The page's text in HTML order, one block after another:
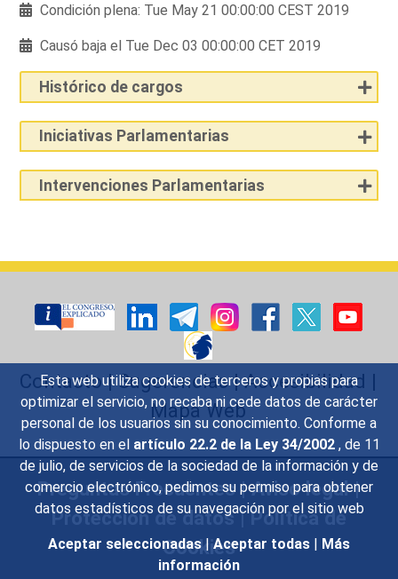
Esta web utiliza cookies de terceros y propias para
optimizar el servicio, no recaba ni cede datos de carácter
personal de los usuarios sin su conocimiento. Conforme a
lo dispuesto en el artículo 22.2 de la Ley 34/2002 , de 11
de julio, de servicios de la sociedad de la información y de
comercio electrónico, pedimos su permiso para obtener
datos estadísticos de su navegación por el sitio web
Aceptar seleccionadas | Aceptar todas | Más
información
Condición plena: Tue May 21 00:00:00 CEST 2019
Causó baja el Tue Dec 03 00:00:00 CET 2019
Histórico de cargos
Iniciativas Parlamentarias
Intervenciones Parlamentarias
Contacto|Sugerencias|Accesibilidad |
Mapa Web
Preguntas Frecuentes|Aviso legal|
Protección de datos|Política de
Cookies